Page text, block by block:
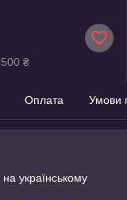
₴
Оплата Умови
українському